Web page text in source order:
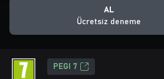
AL
Ücretsiz deneme
PEGI 7